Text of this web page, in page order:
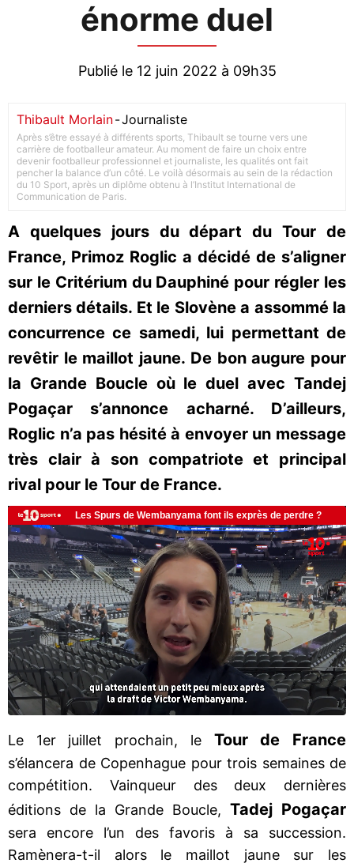
énorme duel
Publié le 12 juin 2022 à 09h35
Thibault Morlain-Journaliste
Après s’être essayé à différents sports, Thibault se tourne vers une
carrière de footballeur amateur. Au moment de faire un choix entre
devenir footballeur professionnel et journaliste, les qualités ont fait
pencher la balance d’un côté. Le voilà désormais au sein de la rédaction
du 10 Sport, après un diplôme obtenu à l’Institut International de
Communication de Paris.
A quelques jours du départ du Tour de
France, Primoz Roglic a décidé de s’aligner
sur le Critérium du Dauphiné pour régler les
derniers détails. Et le Slovène a assommé la
concurrence ce samedi, lui permettant de
revêtir le maillot jaune. De bon augure pour
la Grande Boucle où le duel avec Tandej
Pogaçar s’annonce acharné. D’ailleurs,
Roglic n’a pas hésité à envoyer un message
très clair à son compatriote et principal
rival pour le Tour de France.
Le 1er juillet prochain, le Tour de France
s’élancera de Copenhague pour trois semaines de
compétition. Vainqueur des deux dernières
éditions de la Grande Boucle, Tadej Pogaçar
sera encore l’un des favoris à sa succession.
Ramènera-t-il alors le maillot jaune sur les